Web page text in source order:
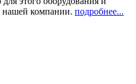
нашей компании. подробнее...